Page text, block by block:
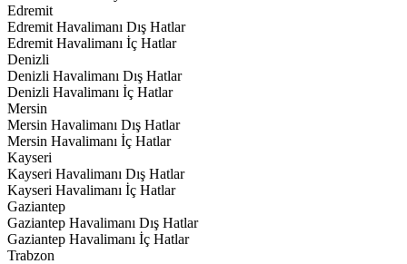
Edremit
Edremit Havalimanı Dış Hatlar
Edremit Havalimanı İç Hatlar
Denizli
Denizli Havalimanı Dış Hatlar
Denizli Havalimanı İç Hatlar
Mersin
Mersin Havalimanı Dış Hatlar
Mersin Havalimanı İç Hatlar
Kayseri
Kayseri Havalimanı Dış Hatlar
Kayseri Havalimanı İç Hatlar
Gaziantep
Gaziantep Havalimanı Dış Hatlar
Gaziantep Havalimanı İç Hatlar
Trabzon